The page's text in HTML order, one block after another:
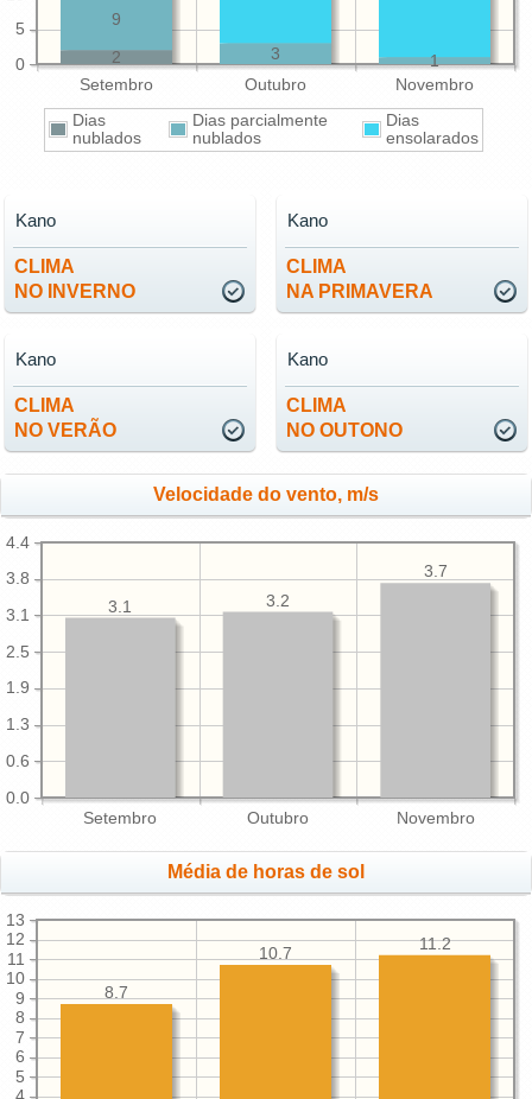
Setembro Outubro Novembro
0
5
2 1
3
9
Dias
nublados
Dias parcialmente
nublados
Dias
ensolarados
CLIMA
NO INVERNO
Kano
CLIMA
NA PRIMAVERA
Kano
CLIMA
NO VERÃO
Kano
CLIMA
NO OUTONO
Kano
Velocidade do vento, m/s
Setembro Outubro Novembro
0.0
0.6
1.3
1.9
2.5
3.1
3.8
4.4
3.7
3.2
3.1
Média de horas de sol
5
6
7
8
9
10
11
12
13
11.2
10.7
8.7